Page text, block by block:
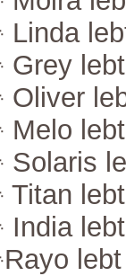
Linda
Grey
Oliver
Melo
Solaris
Titan
India